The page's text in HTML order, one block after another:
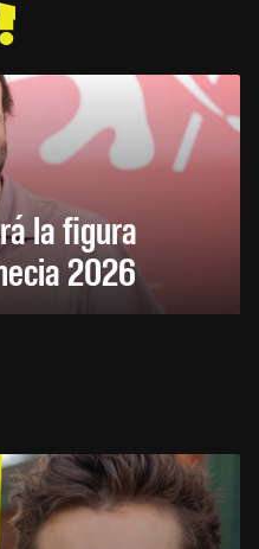
la figura
2026